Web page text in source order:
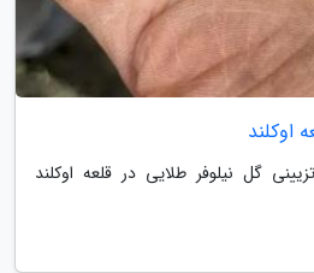
اوکلند
گل نیلوفر طلایی در قلعه اوکلند